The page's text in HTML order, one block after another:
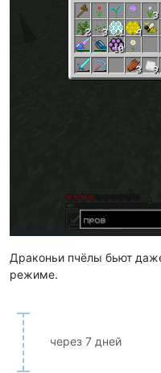
Драконьи пчёлы бьют
режиме.
через 7 дней